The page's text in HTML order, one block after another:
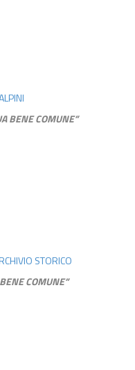
BENE COMUNE”
STORICO
COMUNE”